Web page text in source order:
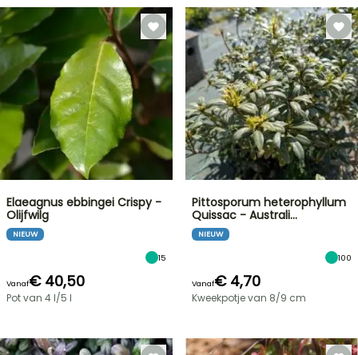
Elaeagnus ebbingei Crispy -
Olijfwilg
NIEUW
15
Vanaf€ 40,50
Pot van 4 l/5 l
Pittosporum heterophyllum
Quissac - Australi…
NIEUW
100
Vanaf€ 4,70
Kweekpotje van 8/9 cm